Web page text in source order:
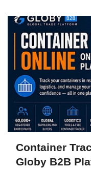
Container
Globy B2B